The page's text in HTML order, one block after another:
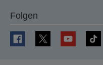
Folgen